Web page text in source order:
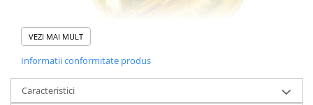
Markere si Set Desen
Markere si Set Desen
Scaune de masa bebe
Articole Petrecere
VEZI MAI MULT
Informatii conformitate produs
Caracteristici